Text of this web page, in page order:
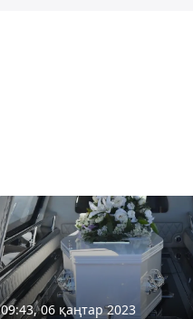
09:43, 06 қаңтар 2023